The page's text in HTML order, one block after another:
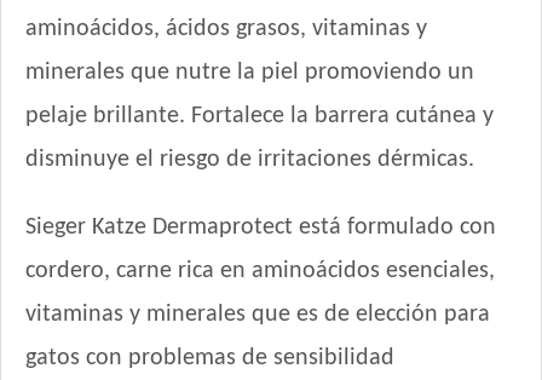
Maxxium Gato Trucha Patagónica
Mi Amigo Gato Adulto
MisterPet Gato Adulto
Nature Gatos
NutriCare Gato Adulto
Nutribon Plus Gato Adulto
Nutribon XQ Gato Adulto
aminoácidos, ácidos grasos, vitaminas y
minerales que nutre la piel promoviendo un
pelaje brillante. Fortalece la barrera cutánea y
disminuye el riesgo de irritaciones dérmicas.
Sieger Katze Dermaprotect está formulado con
cordero, carne rica en aminoácidos esenciales,
vitaminas y minerales que es de elección para
gatos con problemas de sensibilidad